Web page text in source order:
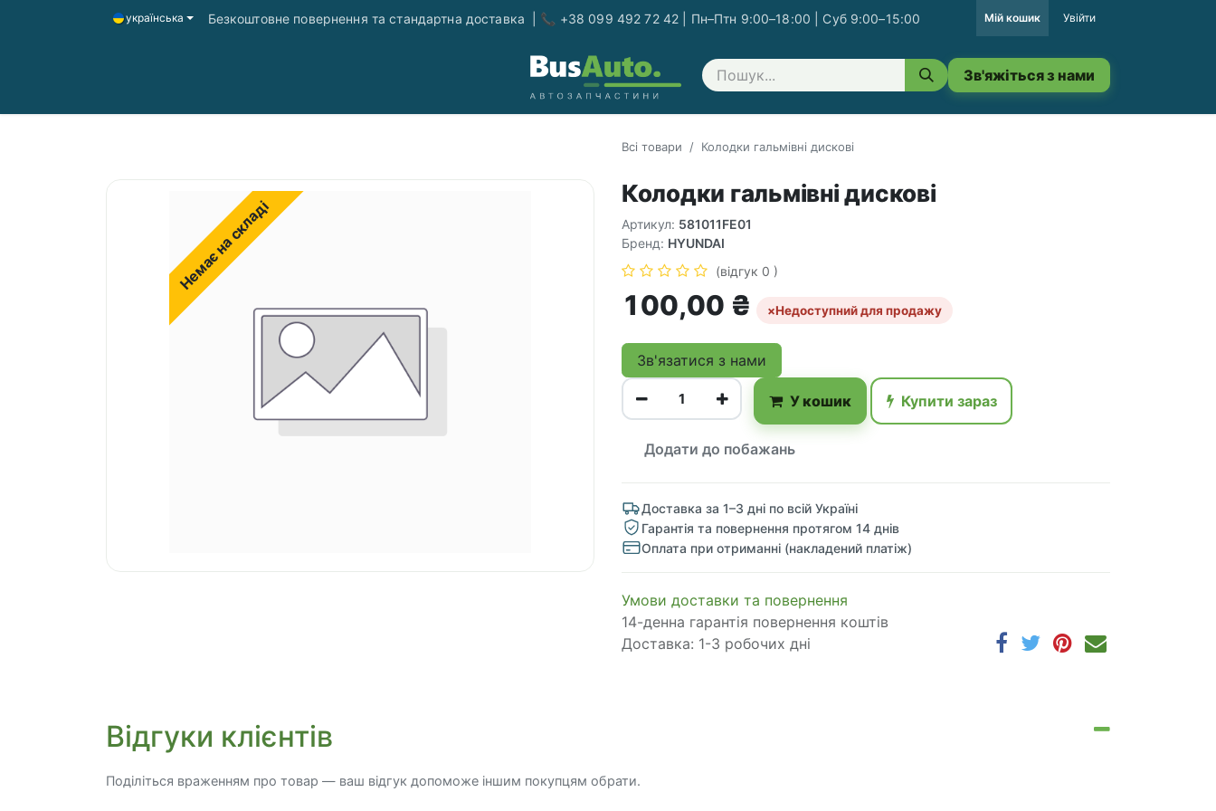
українська Безкоштовне повернення та стандартна доставка | 📞 +38 099 492 72 42 | Пн–Птн 9:00–18:00 | Суб 9:00–15:00 Мій кошик Увійти
Зв'яжіться з нами Зв'яжіться з нами
Всі товари Колодки гальмівні дискові
Немає на складі
Колодки гальмівні дискові
Артикул: 581011FE01
Бренд: HYUNDAI
(відгук 0 )
100,00 ₴ ×Недоступний для продажу
Зв'язатися з нами
У кошик Купити зараз
Додати до побажань
Доставка за 1–3 дні по всій Україні
Гарантія та повернення протягом 14 днів
Оплата при отриманні (накладений платіж)
​​​​​​​​​​​​​​​​​​​​​​​​​​​​​​​​​​​​​​​​​​​​​​​​​​​​​​​​​​​​​​У​​м​о​в​​и​ д​ос​т​а​в​к​и ​т​а​ по​в​е​р​н​е​н​н​я
14-денна гарантія повернення коштів
Доставка: 1-3 робочих дні
Відгуки клієнтів
Поділіться враженням про товар — ваш відгук допоможе іншим покупцям обрати.